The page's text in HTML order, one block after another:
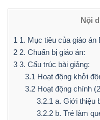
Nội
1 1. Mục tiêu của giáo án
2 2. Chuẩn bị giáo án:
3 3. Cấu trúc bài giảng:
3.1 Hoạt động khởi
3.2Hoạt động chính
3.2.1 a. Giới thiệu
3.2.2b. Trẻ làm